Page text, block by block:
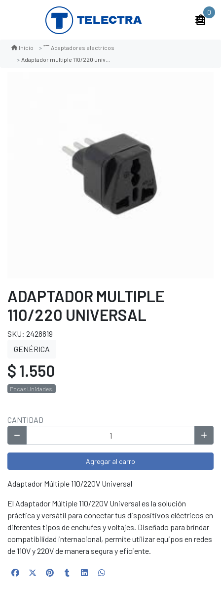
0
Inicio
Adaptadores electricos
Adaptador multiple 110/220 universal
ADAPTADOR MULTIPLE
110/220 UNIVERSAL
SKU: 2428819
GENÉRICA
$ 1.550
Pocas Unidades.
CANTIDAD
Agregar al carro
Adaptador Múltiple 110/220V Universal
El Adaptador Múltiple 110/220V Universal es la solución
práctica y versátil para conectar tus dispositivos eléctricos en
diferentes tipos de enchufes y voltajes. Diseñado para brindar
compatibilidad internacional, permite utilizar equipos en redes
de 110V y 220V de manera segura y eficiente.